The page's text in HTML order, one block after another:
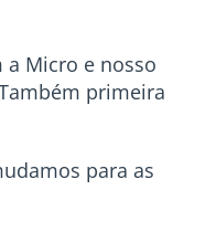
a Micro e nosso
primeira
para as